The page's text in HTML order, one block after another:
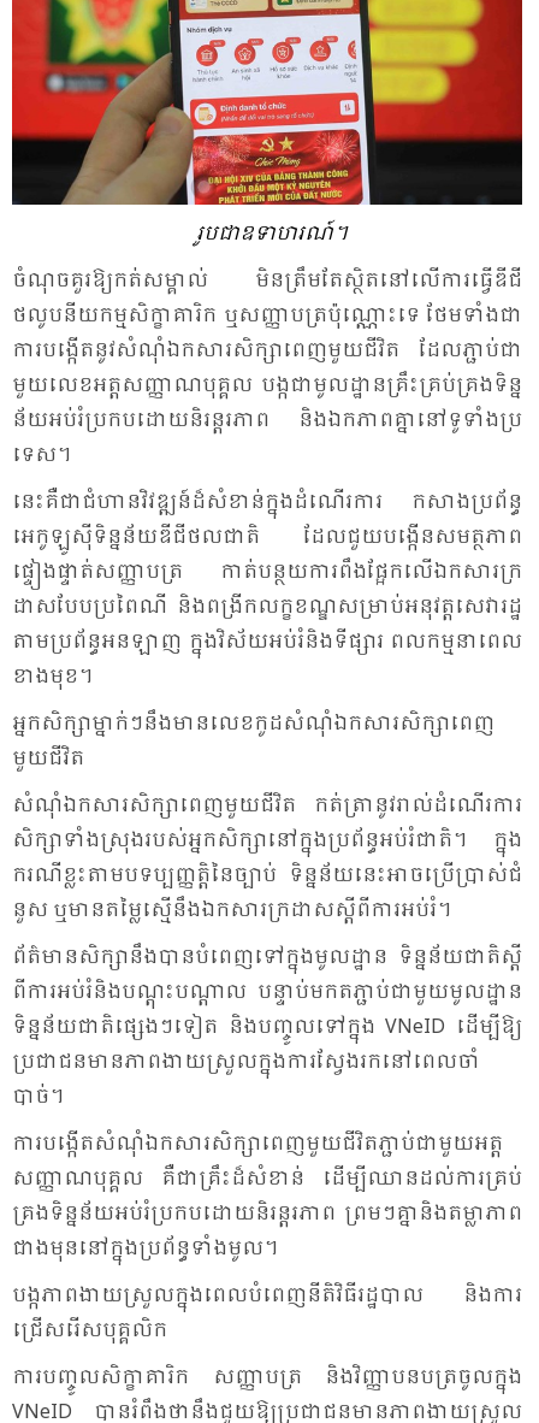
​ រូប​ជា​ឧទា​ហរណ៍។
ចំ​ណុច​គួរ​ឱ្យ​កត់​សម្គាល់ មិន​ត្រឹម​តែ​ស្ថិត​នៅ​លើ​ការ​ធ្វើ​ឌីជី​
ថលូប​នីយ​កម្ម​សិក្ខា​គា​រិក ឬ​សញ្ញា​បត្រ​ប៉ុណ្ណោះ​ទេ ថែម​ទាំង​ជា​
ការ​បង្កើត​នូវ​សំ​ណុំ​ឯក​សារ​សិក្សា​ពេញ​មួយ​ជី​វិត ដែល​ភ្ជាប់​ជា​
មួយ​លេខ​អត្ត​សញ្ញាណ​បុគ្គល បង្ក​ជា​មូល​ដ្ឋាន​គ្រឹះ​គ្រប់​គ្រង​ទិន្ន​
ន័យ​អប់រំ​ប្រ​កប​ដោយ​និរន្តរ​ភាព និង​ឯក​ភាព​គ្នា​នៅ​ទូ​ទាំង​ប្រ​
ទេស។
នេះ​គឺ​ជា​ជំ​ហាន​វិវឌ្ឍន៍​ដ៏​សំ​ខាន់​ក្នុង​ដំ​ណើរ​ការ កសាង​ប្រ​ព័ន្ធ​
អេកូ​ឡូ​ស៊ី​ទិន្ន​ន័យ​ឌីជី​ថល​ជាតិ ដែល​ជួយ​បង្កើន​សមត្ថ​ភាព​
ផ្ទៀង​ផ្ទាត់​សញ្ញា​បត្រ កាត់​បន្ថយ​ការ​ពឹង​ផ្អែក​លើ​ឯក​សារ​ក្រ​
ដាស​បែប​ប្រ​ពៃ​ណី និង​ពង្រីក​លក្ខ​ខណ្ឌ​សម្រាប់​អនុ​វត្ត​សេ​វា​រដ្ឋ​
តាម​ប្រ​ព័ន្ធ​អន​ឡាញ ក្នុង​វិស័យ​អប់រំ​និង​ទី​ផ្សារ ពល​កម្ម​នា​ពេល​
ខាង​មុខ។
អ្នក​សិក្សា​ម្នាក់ៗ​នឹង​មាន​លេខ​កូដ​សំ​ណុំ​ឯក​សារ​សិក្សា​ពេញ​
មួយ​ជី​វិត​
សំ​ណុំ​ឯក​សារ​សិក្សា​ពេញ​មួយ​ជី​វិត​ កត់​ត្រា​នូវ​រាល់​ដំ​ណើរ​ការ​
សិក្សា​ទាំង​ស្រុង​របស់​អ្នក​សិក្សា​នៅ​ក្នុង​ប្រ​ព័ន្ធ​អប់​រំ​ជាតិ។ ក្នុង​
ករណី​ខ្លះ​តាម​បទ​ប្បញ្ញត្តិ​នៃ​ច្បាប់ ទិន្ន​ន័យ​នេះ​អាច​ប្រើ​ប្រាស់​ជំ​
នួស ឬ​មាន​តម្លៃ​ស្មើ​នឹង​ឯក​សារ​ក្រ​ដាស​ស្តី​ពី​ការ​អប់​រំ។
ព័ត៌​មាន​សិក្សា​នឹង​បាន​បំ​ពេញ​ទៅ​ក្នុង​មូល​ដ្ឋាន ទិន្ន​ន័យ​ជាតិ​ស្តី​
ពី​ការ​អប់រំ​និង​បណ្តុះ​បណ្តាល បន្ទាប់​មក​តភ្ជាប់​ជា​មួយ​មូល​ដ្ឋាន​
ទិន្ន​ន័យ​ជាតិ​ផ្សេងៗ​ទៀត និង​បញ្ចូល​ទៅ​ក្នុង VNeID ដើម្បី​ឱ្យ​
ប្រ​ជា​ជន​មាន​ភាព​ងាយ​ស្រួល​ក្នុង​ការ​ស្វែង​រក​នៅ​ពេល​ចាំ​
បាច់។
ការ​បង្កើត​សំ​ណុំ​ឯក​សារ​សិក្សា​ពេញ​មួយ​ជីវិត​ភ្ជាប់​ជា​មួយ​អត្ត​
សញ្ញាណ​បុគ្គល គឺ​ជា​គ្រឹះ​ដ៏​សំ​ខាន់ ដើម្បី​ឈាន​ដល់​ការ​គ្រប់​
គ្រង​ទិន្ន​ន័យ​អប់រំ​ប្រ​កប​ដោយ​និរន្តរ​ភាព ព្រម​ៗគ្នា​និង​តម្លា​ភាព​
ជាង​មុន​នៅ​ក្នុង​ប្រ​ព័ន្ធ​ទាំង​មូល។
បង្ក​ភាព​ងាយ​ស្រួល​ក្នុង​ពេល​បំ​ពេញ​នីតិ​វិធី​រដ្ឋ​បាល និង​ការ​
ជ្រើស​រើស​បុគ្គ​លិក
ការ​បញ្ចូល​សិក្ខា​គា​រិក សញ្ញា​បត្រ និង​វិញ្ញា​បន​បត្រ​ចូល​ក្នុង
VNeID បាន​រំ​ពឹង​ថា​នឹង​ជួយ​ឱ្យ​ប្រ​ជា​ជន​មាន​ភាព​ងាយ​ស្រួល​